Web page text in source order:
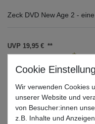
Zeck DVD New Age 2 -
UVP 19,95 €
*
Lieferzeit 1-3 Tage
Informationen zur
Wir verwenden Cookies
unserer Website und
von Besucher:innen
z.B. Inhalte und